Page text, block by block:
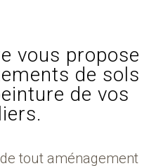
vous propose
de sols
de vos
tout aménagement